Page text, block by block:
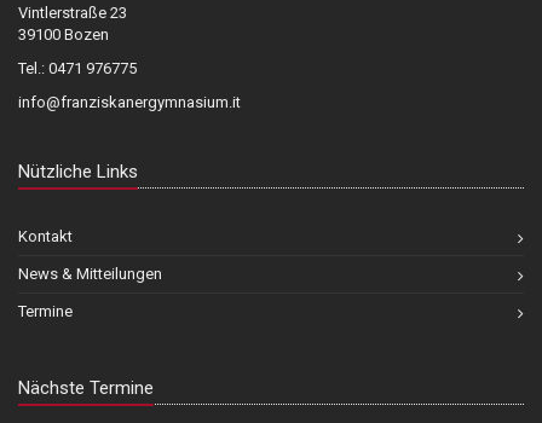
Vintlerstraße 23
39100 Bozen
Tel.: 0471 976775
info@franziskanergymnasium.it
Nützliche Links
Kontakt
News & Mitteilungen
Termine
Nächste Termine